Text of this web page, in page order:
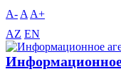
A- A A+
AZ EN
Информационное